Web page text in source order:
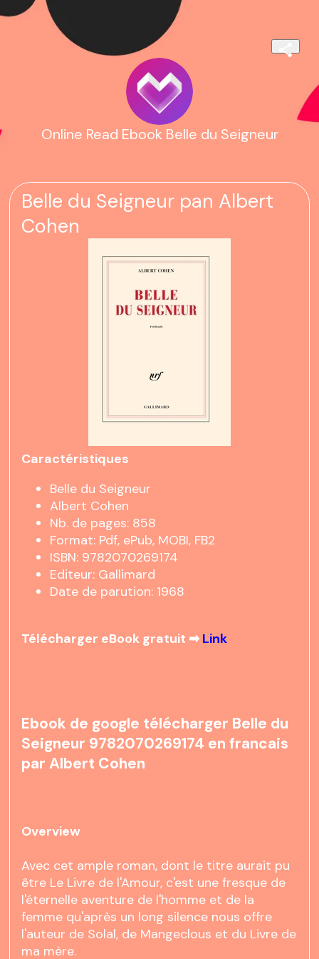
Online Read Ebook Belle du Seigneur
Belle du Seigneur pan Albert
Cohen
Caractéristiques
Belle du Seigneur
Albert Cohen
Nb. de pages: 858
Format: Pdf, ePub, MOBI, FB2
ISBN: 9782070269174
Editeur: Gallimard
Date de parution: 1968
Télécharger eBook gratuit ➡ Link
Ebook de google télécharger Belle du
Seigneur 9782070269174 en francais
par Albert Cohen
Overview
Avec cet ample roman, dont le titre aurait pu
être Le Livre de l'Amour, c'est une fresque de
l'éternelle aventure de l'homme et de la
femme qu'après un long silence nous offre
l'auteur de Solal, de Mangeclous et du Livre de
ma mère.